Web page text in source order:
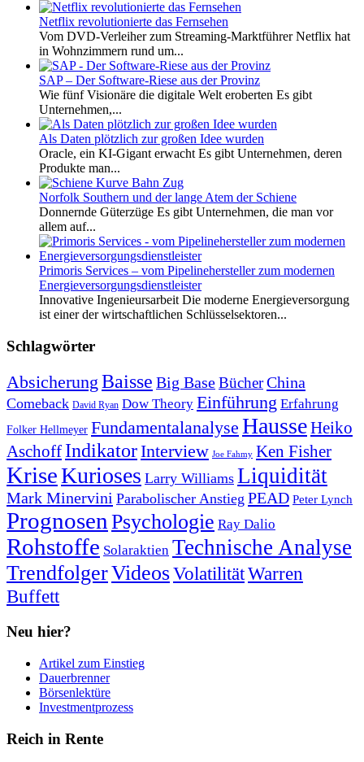
Netflix revolutionierte das Fernsehen
Vom DVD-Verleiher zum Streaming-Marktführer Netflix hat
in Wohnzimmern rund um...
SAP – Der Software-Riese aus der Provinz
Wie fünf Visionäre die digitale Welt eroberten Es gibt
Unternehmen,...
Als Daten plötzlich zur großen Idee wurden
Oracle, ein KI-Gigant erwacht Es gibt Unternehmen, deren
Produkte man...
Norfolk Southern und der lange Atem der Schiene
Donnernde Güterzüge Es gibt Unternehmen, die man vor
allem auf...
Primoris Services – vom Pipelinehersteller zum modernen
Energieversorgungsdienstleister
Innovative Ingenieursarbeit Die moderne Energieversorgung
ist einer der wirtschaftlichen Schlüsselsektoren...
Schlagwörter
Absicherung Baisse Big BaseBücherChina
Comeback David Ryan Dow Theory Einführung Erfahrung
Folker Hellmeyer Fundamentalanalyse HausseHeiko
Aschoff IndikatorInterview Joe Fahmy Ken Fisher
KriseKurioses Larry Williams Liquidität
Mark Minervini Parabolischer Anstieg PEAD Peter Lynch
Prognosen Psychologie Ray Dalio
Rohstoffe Solaraktien Technische Analyse
TrendfolgerVideosVolatilitätWarren
Buffett
Neu hier?
Artikel zum Einstieg
Dauerbrenner
Börsenlektüre
Investmentprozess
Reich in Rente